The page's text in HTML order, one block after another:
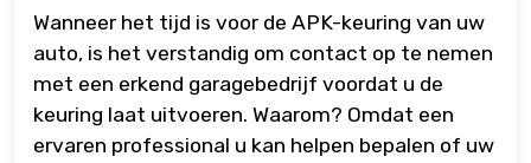
Wanneer het tijd is voor de APK-keuring van uw
auto, is het verstandig om contact op te nemen
met een erkend garagebedrijf voordat u de
keuring laat uitvoeren. Waarom? Omdat een
ervaren professional u kan helpen bepalen of uw